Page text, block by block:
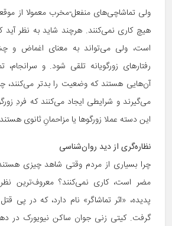
ولی تماشاچی‌های منفعل-مخرب معمولا از
هیچ کاری نمی‌کنند. هرچند شاید به نظر آید
است، ولی می‌تواند به معنای اغماض و
رفتارهای زورگویانه تلقی شود. و سرانجام،
آن‌هایی هستند که وضعیت را بدتر می‌کنند،
می‌گیرند و شرایطی ایجاد می‌کنند که فردِ
این دسته عملا زورگوها یا مزاحمانِ ثانوی
نظاره‌گری از دید روان‌شناسی
‌‌چرا بسیاری از مردم وقتی شاهد چیزی
مضر است، کاری نمی‌کنند؟ معروف‌ترین
پدیده، «اثر تماشاگر» نام دارد، که در پی